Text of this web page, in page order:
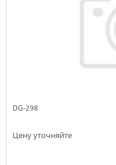
DG-298
Цену уточняйте